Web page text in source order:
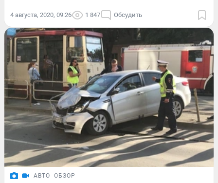
4 августа, 2020, 09:26 1 847 Обсудить
АВТО ОБЗОР